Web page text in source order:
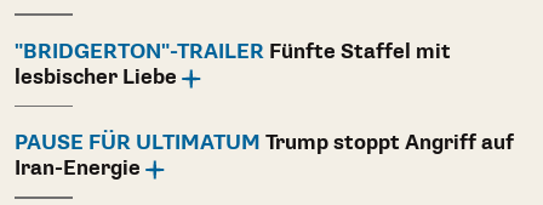
"BRIDGERTON"-TRAILER Fünfte Staffel mit
lesbischer Liebe
PAUSE FÜR ULTIMATUM Trump stoppt Angriff auf
Iran-Energie